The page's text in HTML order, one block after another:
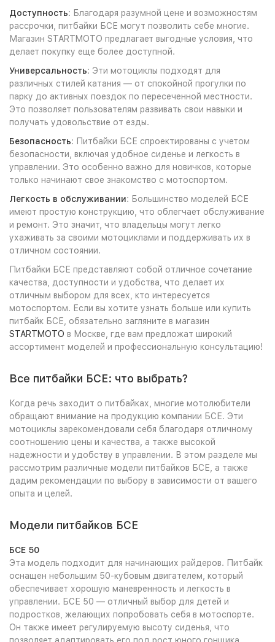
Доступность: Благодаря разумной цене и возможностям
рассрочки, питбайки БСЕ могут позволить себе многие.
Магазин STARTMOTO предлагает выгодные условия, что
делает покупку еще более доступной.
Универсальность: Эти мотоциклы подходят для
различных стилей катания — от спокойной прогулки по
парку до активных поездок по пересеченной местности.
Это позволяет пользователям развивать свои навыки и
получать удовольствие от езды.
Безопасность: Питбайки БСЕ спроектированы с учетом
безопасности, включая удобное сиденье и легкость в
управлении. Это особенно важно для новичков, которые
только начинают свое знакомство с мотоспортом.
Легкость в обслуживании: Большинство моделей БСЕ
имеют простую конструкцию, что облегчает обслуживание
и ремонт. Это значит, что владельцы могут легко
ухаживать за своими мотоциклами и поддерживать их в
отличном состоянии.
Питбайки БСЕ представляют собой отличное сочетание
качества, доступности и удобства, что делает их
отличным выбором для всех, кто интересуется
мотоспортом. Если вы хотите узнать больше или купить
питбайк БСЕ, обязательно загляните в магазин
STARTMOTO в Москве, где вам предложат широкий
ассортимент моделей и профессиональную консультацию!
Все питбайки БСЕ: что выбрать?
Когда речь заходит о питбайках, многие мотолюбители
обращают внимание на продукцию компании БСЕ. Эти
мотоциклы зарекомендовали себя благодаря отличному
соотношению цены и качества, а также высокой
надежности и удобству в управлении. В этом разделе мы
рассмотрим различные модели питбайков БСЕ, а также
дадим рекомендации по выбору в зависимости от вашего
опыта и целей.
Модели питбайков БСЕ
БСЕ 50
Эта модель подходит для начинающих райдеров. Питбайк
оснащен небольшим 50-кубовым двигателем, который
обеспечивает хорошую маневренность и легкость в
управлении. БСЕ 50 — отличный выбор для детей и
подростков, желающих попробовать себя в мотоспорте.
Он также имеет регулируемую высоту сиденья, что